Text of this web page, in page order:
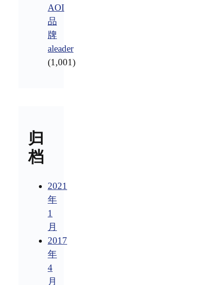
AOI
品
牌
aleader
(1,001)
归
档
2021
年
1
月
2017
年
4
月